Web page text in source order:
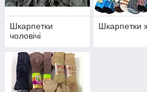
Шкарпетки
чоловічі
Шкарпетки